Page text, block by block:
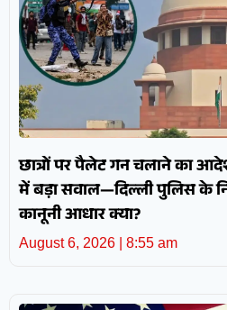
छात्रों पर पैलेट गन चलाने का
में बड़ा सवाल—दिल्ली पुलिस के
कानूनी आधार क्या?
August 6, 2026 8:55 am